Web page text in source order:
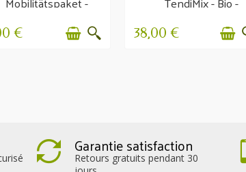
Komfort, Flexibilität
€
Festigkeit der Sehnen
38,00 €
Garantie satisfaction
Retours gratuits pendant 30